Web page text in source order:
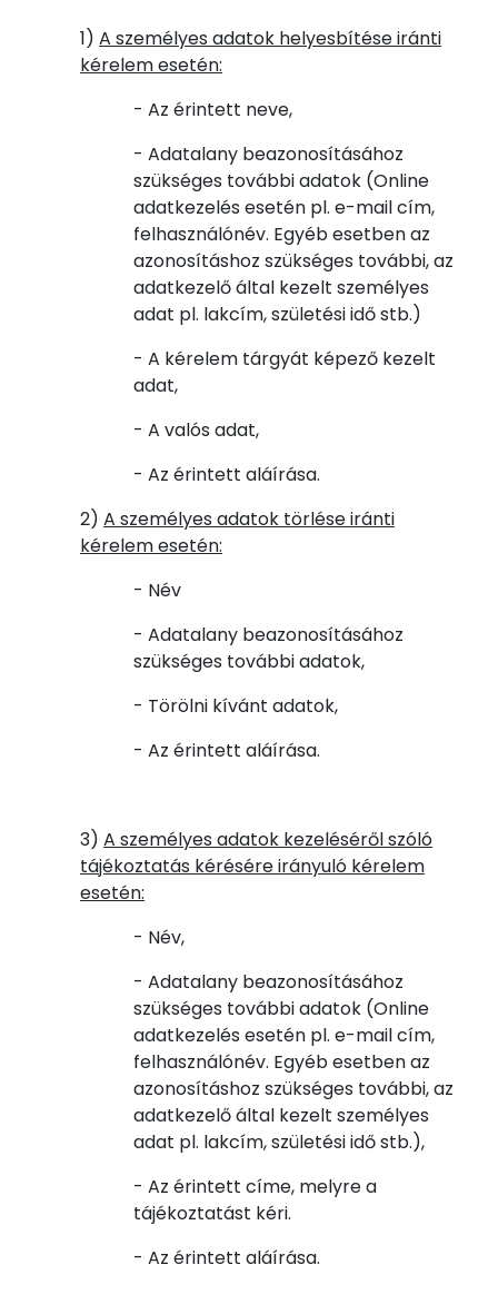
1) A személyes adatok helyesbítése iránti
kérelem esetén:
- Az érintett neve,
- Adatalany beazonosításához
szükséges további adatok (Online
adatkezelés esetén pl. e-mail cím,
felhasználónév. Egyéb esetben az
azonosításhoz szükséges további, az
adatkezelő által kezelt személyes
adat pl. lakcím, születési idő stb.)
- A kérelem tárgyát képező kezelt
adat,
- A valós adat,
- Az érintett aláírása.
2) A személyes adatok törlése iránti
kérelem esetén:
- Név
- Adatalany beazonosításához
szükséges további adatok,
- Törölni kívánt adatok,
- Az érintett aláírása.
3) A személyes adatok kezeléséről szóló
tájékoztatás kérésére irányuló kérelem
esetén:
- Név,
- Adatalany beazonosításához
szükséges további adatok (Online
adatkezelés esetén pl. e-mail cím,
felhasználónév. Egyéb esetben az
azonosításhoz szükséges további, az
adatkezelő által kezelt személyes
adat pl. lakcím, születési idő stb.),
- Az érintett címe, melyre a
tájékoztatást kéri.
- Az érintett aláírása.